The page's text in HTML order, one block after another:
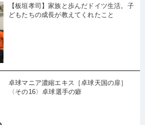
【板垣孝司】家族と歩んだドイツ生活。子
どもたちの成長が教えてくれたこと
卓球マニア濃縮エキス［卓球天国の扉］
〈その16〉卓球選手の癖